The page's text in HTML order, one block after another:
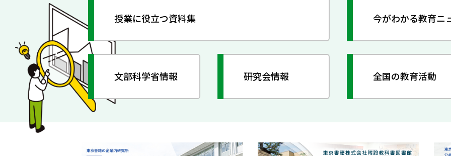
授業に役立つ資料集 今がわかる教育ニ
文部科学省情報 研究会情報 全国の教育活動